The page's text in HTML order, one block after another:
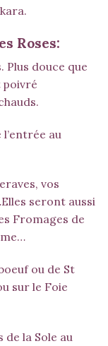
Roses:
Plus douce que
poivré
au
vos
seront aussi
Fromages de
ou de St
sur le Foie
la Sole au